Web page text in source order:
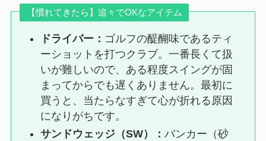
【慣れてきたら】追々でOKなアイテム
ドライバー： ゴルフの醍醐味であるティ
ーショットを打つクラブ。一番長くて扱
いが難しいので、ある程度スイングが固
まってからでも遅くありません。最初に
買うと、当たらなすぎて心が折れる原因
になりがちです。
サンドウェッジ（SW）：バンカー（砂